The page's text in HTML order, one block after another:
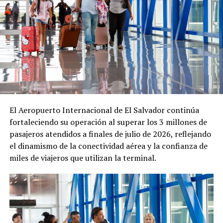
Retornan al país 108
salvadoreños que habían
permanecido en Estados
Unidos debido a la pandemia
11 septiembre, 2020
En «Nacionales»
Más salvadoreños varados
en el exterior llegaron ayer al
país procedente de EE.UU.
27 agosto, 2020
En «Nacionales»
Regresan 151 connacionales
que debieron permanecer
emergencia por COVID-19
10 agosto, 2020
En «Nacionales»
RELATED TOPICS:
AEROPUERTO INTERNACIONAL DE EL SALVADOR
DGME
El Aeropuerto Internacional de El Salvador continúa
fortaleciendo su operación al superar los 3 millones de
pasajeros atendidos a finales de julio de 2026, reflejando
el dinamismo de la conectividad aérea y la confianza de
miles de viajeros que utilizan la terminal.